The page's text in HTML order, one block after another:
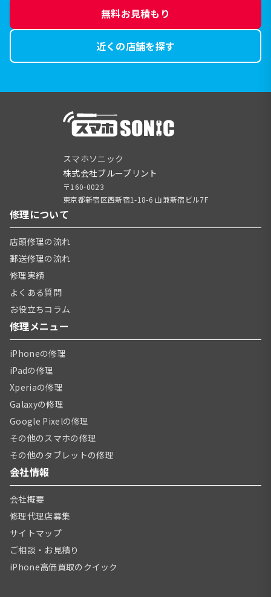
無料お見積もり
近くの店舗を探す
スマホソニック
株式会社ブループリント
〒160-0023
東京都新宿区西新宿1-18-6 山兼新宿ビル7F
修理について
店頭修理の流れ
郵送修理の流れ
修理実績
よくある質問
お役立ちコラム
修理メニュー
iPhoneの修理
iPadの修理
Xperiaの修理
Galaxyの修理
Google Pixelの修理
その他のスマホの修理
その他のタブレットの修理
会社情報
会社概要
修理代理店募集
サイトマップ
ご相談・お見積り
iPhone高価買取のクイック